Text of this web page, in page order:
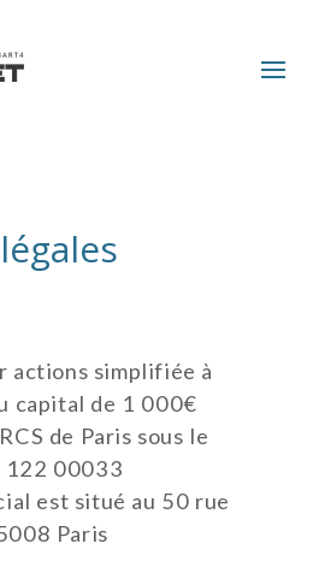
actions simplifiée à
capital de 1 000€
de Paris sous le
122 00033
est situé au 50 rue
Paris